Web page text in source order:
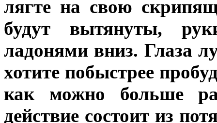
лягте на свою
будут вытянуты,
ладонями вниз. Глаза
хотите побыстрее
как можно больше
действие состоит из